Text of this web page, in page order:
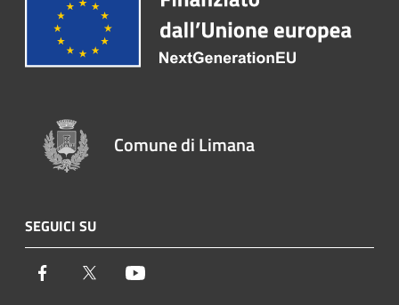
Comune di Limana
SEGUICI SU
Facebook Twitter